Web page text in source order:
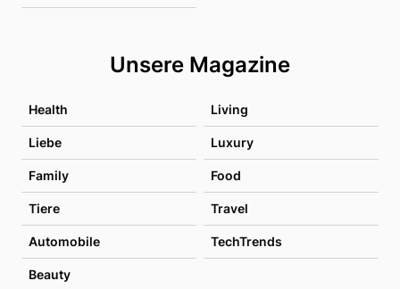
Unsere Magazine
Health Living
Liebe Luxury
Family Food
Tiere Travel
Automobile TechTrends
Beauty